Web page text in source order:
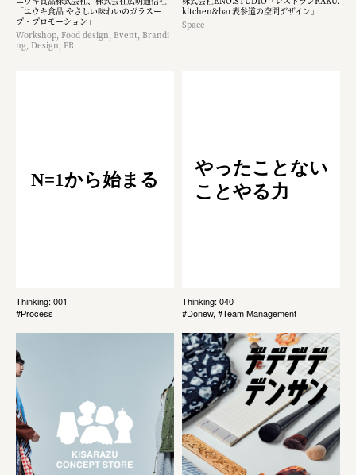
「ユウキ食品 やさしい味わいのガラスー
プ・プロモーション」
Workshop, Food design, Event, Brandi
ng, Design, PR
kitchen&bar表参道の空間デザイン」
Space
N=1から始まる
Thinking: 001
#Process
やったことない
ことやる力
Thinking: 040
#Donew, #Team Management